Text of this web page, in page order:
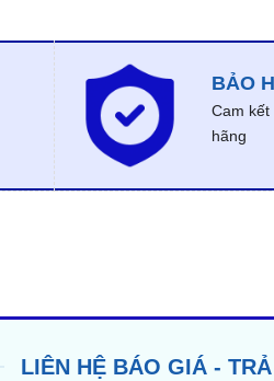
BẢO
Cam kết
hãng
LIÊN HỆ BÁO GIÁ -